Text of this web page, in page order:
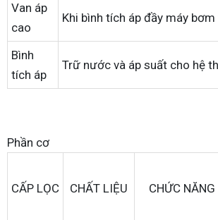
Van áp
cao
Khi bình tích áp đầy máy
Bình
tích áp
Trữ nước và áp suất cho hệ
Phần cơ
CẤP LỌC CHẤT LIỆU CHỨC NĂNG